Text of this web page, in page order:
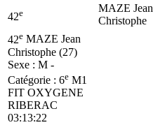
42e
MAZE Jean
Christophe
42e MAZE Jean
Christophe (27)
Sexe : M -
Catégorie : 6e M1
FIT OXYGENE
RIBERAC
03:13:22